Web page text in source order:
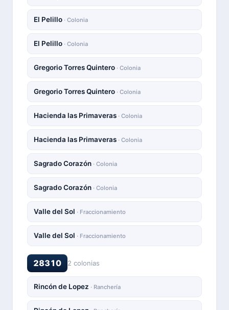
El Pelillo · Colonia
El Pelillo · Colonia
Gregorio Torres Quintero · Colonia
Gregorio Torres Quintero · Colonia
Hacienda las Primaveras · Colonia
Hacienda las Primaveras · Colonia
Sagrado Corazón · Colonia
Sagrado Corazón · Colonia
Valle del Sol · Fraccionamiento
Valle del Sol · Fraccionamiento
28310 2 colonias
Rincón de Lopez · Ranchería